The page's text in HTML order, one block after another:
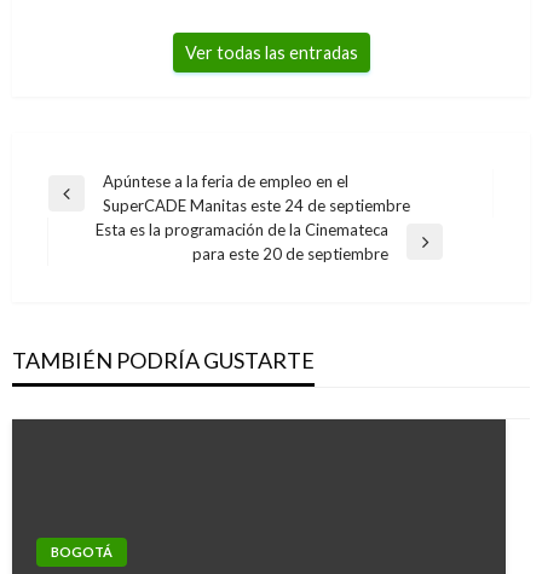
Ver todas las entradas
Navegación
Entrada
anterior
Apúntese a la feria de empleo en el
SuperCADE Manitas este 24 de septiembre
Esta es la programación de la Cinemateca
para este 20 de septiembre
TAMBIÉN PODRÍA GUSTARTE
BOGOTÁ